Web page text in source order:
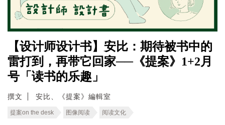
【设计师设计书】安比：期待被书中的
雷打到，再带它回家──《提案》1+2月
号「读书的乐趣」
撰文 安比、《提案》編輯室
提案on the desk 图像阅读 阅读文化